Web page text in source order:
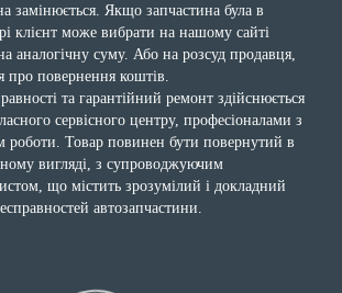
замінюється. Якщо запчастина була в
клієнт може вибрати на нашому сайті
аналогічну суму. Або на розсуд продавця,
повернення коштів.
та гарантійний ремонт здійснюється
сервісного центру, професіоналами з
роботи. Товар повинен бути повернутий в
вигляді, з супроводжуючим
що містить зрозумілий і докладний
автозапчастини.